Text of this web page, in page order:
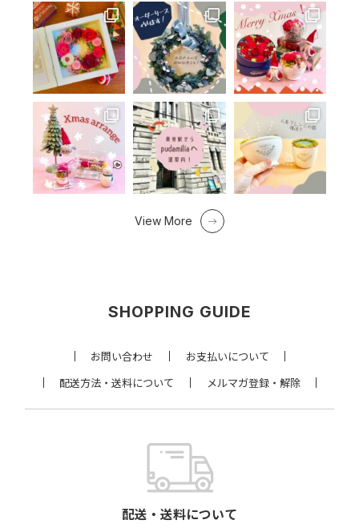
View More
SHOPPING GUIDE
お問い合わせ
お支払いについて
配送方法・送料について
メルマガ登録・解除
配送・送料について